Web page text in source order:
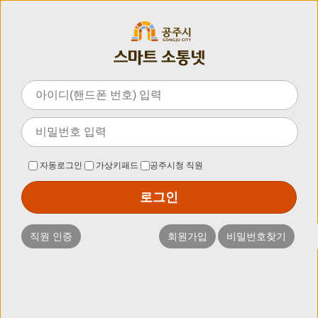
자동로그인 가상키패드 공주시청 직원
로그인
직원 인증 비밀번호찾기
회원가입